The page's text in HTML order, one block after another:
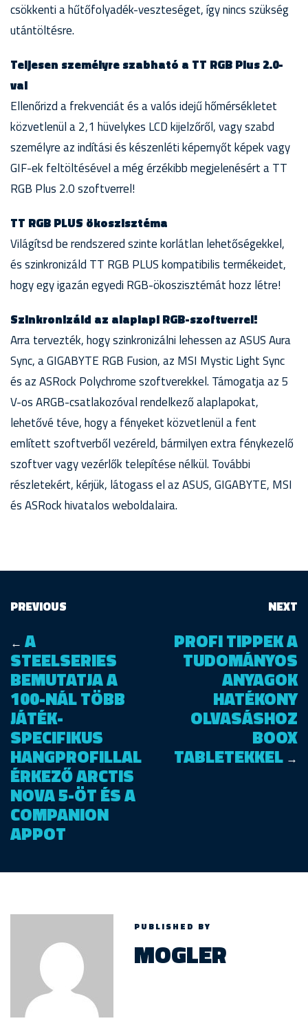
csökkenti a hűtőfolyadék-veszteséget, így nincs szükség
utántöltésre.
Teljesen személyre szabható a TT RGB Plus 2.0-
val
Ellenőrizd a frekvenciát és a valós idejű hőmérsékletet
közvetlenül a 2,1 hüvelykes LCD kijelzőről, vagy szabd
személyre az indítási és készenléti képernyőt képek vagy
GIF-ek feltöltésével a még érzékibb megjelenésért a TT
RGB Plus 2.0 szoftverrel!
TT RGB PLUS ökoszisztéma
Világítsd be rendszered szinte korlátlan lehetőségekkel,
és szinkronizáld TT RGB PLUS kompatibilis termékeidet,
hogy egy igazán egyedi RGB-ökoszisztémát hozz létre!
Szinkronizáld az alaplapi RGB-szoftverrel!
Arra tervezték, hogy szinkronizálni lehessen az ASUS Aura
Sync, a GIGABYTE RGB Fusion, az MSI Mystic Light Sync
és az ASRock Polychrome szoftverekkel. Támogatja az 5
V-os ARGB-csatlakozóval rendelkező alaplapokat,
lehetővé téve, hogy a fényeket közvetlenül a fent
említett szoftverből vezéreld, bármilyen extra fénykezelő
szoftver vagy vezérlők telepítése nélkül. További
részletekért, kérjük, látogass el az ASUS, GIGABYTE, MSI
és ASRock hivatalos weboldalaira.
PREVIOUS
← A
STEELSERIES
BEMUTATJA A
100-NÁL TÖBB
JÁTÉK-
SPECIFIKUS
HANGPROFILLAL
ÉRKEZŐ ARCTIS
NOVA 5-ÖT ÉS A
COMPANION
APPOT
NEXT
PROFI TIPPEK A
TUDOMÁNYOS
ANYAGOK
HATÉKONY
OLVASÁSHOZ
BOOX
TABLETEKKEL →
PUBLISHED BY
MOGLER